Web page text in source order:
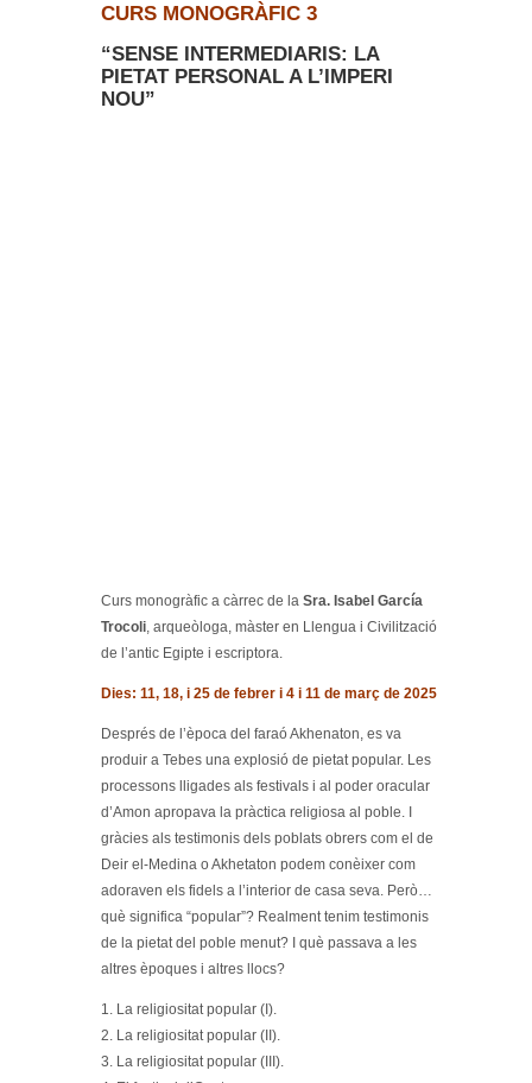
CURS MONOGRÀFIC 3
“SENSE INTERMEDIARIS: LA
PIETAT PERSONAL A L’IMPERI
NOU”
Curs monogràfic a càrrec de la Sra. Isabel García
Trocoli, arqueòloga, màster en Llengua i Civilització
de l’antic Egipte i escriptora.
Dies: 11, 18, i 25 de febrer i 4 i 11 de març de 2025
Després de l’època del faraó Akhenaton, es va
produir a Tebes una explosió de pietat popular. Les
processons lligades als festivals i al poder oracular
d’Amon apropava la pràctica religiosa al poble. I
gràcies als testimonis dels poblats obrers com el de
Deir el-Medina o Akhetaton podem conèixer com
adoraven els fidels a l’interior de casa seva. Però…
què significa “popular”? Realment tenim testimonis
de la pietat del poble menut? I què passava a les
altres èpoques i altres llocs?
1. La religiositat popular (I).
2. La religiositat popular (II).
3. La religiositat popular (III).